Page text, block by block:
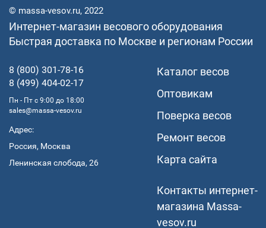
© massa-vesov.ru, 2022
Интернет-магазин весового оборудования
Быстрая доставка по Москве и регионам России
8 (800) 301-78-16
8 (499) 404-02-17
Пн - Пт с 9:00 до 18:00
sales@massa-vesov.ru
Адрес:
Россия, Москва
Ленинская слобода, 26
Каталог весов
Оптовикам
Поверка весов
Ремонт весов
Карта сайта
Контакты интернет-
магазина Мassa-
vesov.ru